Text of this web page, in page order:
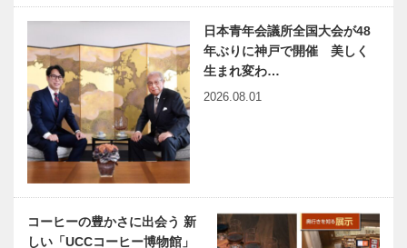
「続・第二の
ル」 ｜
Vol.12
vol.12 ｜丸山
駅
NEKOBE｜
vol.11 ｜鵯越
駅
日本青年会議所全国大会が48
年ぶりに神戸で開催 美しく
生まれ変わ…
2026.08.01
コーヒーの豊かさに出会う 新
しい「UCCコーヒー博物館」